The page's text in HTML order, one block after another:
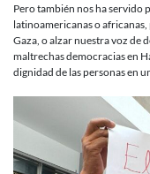
Pero también nos ha servido
latinoamericanas o
Gaza, o alzar nuestra voz de
maltrechas democracias en
dignidad de las personas en